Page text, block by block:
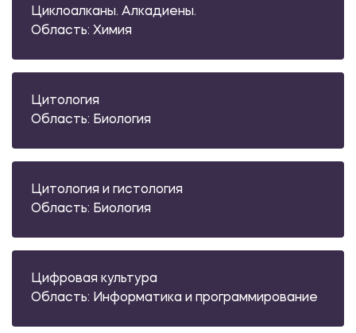
Циклоалканы. Алкадиены.
Область: Химия
Цитология
Область: Биология
Цитология и гистология
Область: Биология
Цифровая культура
Область: Информатика и программирование